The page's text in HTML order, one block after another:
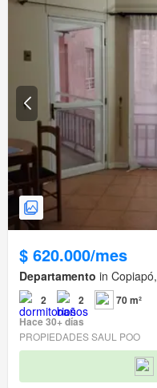
$ 620.000/mes
Departamento in
2 2
70 m²
Hace 30+ días
PROPIEDADES SAUL POO